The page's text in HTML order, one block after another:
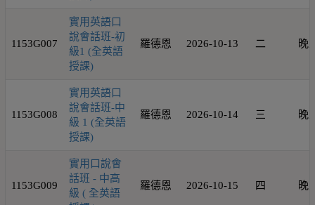
1153G007
實用英語口
說會話班-初
級1 (全英語
授課)
羅德恩 2026-10-13 二 晚
1153G008
實用英語口
說會話班-中
級 1 (全英語
授課)
羅德恩 2026-10-14 三 晚
1153G009
實用口說會
話班 - 中高
級 ( 全英語
羅德恩 2026-10-15 四 晚